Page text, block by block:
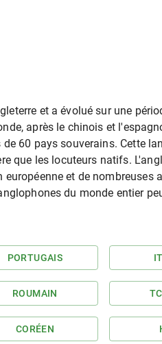
et a évolué sur une
après le chinois et
60 pays souverains. Cette
que les locuteurs natifs.
et de nombreuses
du monde entier
PORTUGAIS
ROUMAIN
CORÉEN